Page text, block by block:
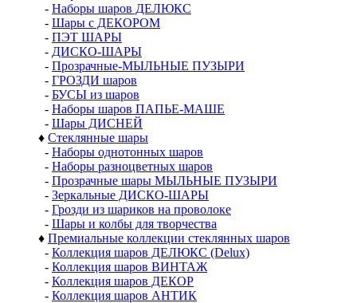
- Наборы шаров ДЕЛЮКС
- Шары с ДЕКОРОМ
- ПЭТ ШАРЫ
- ДИСКО-ШАРЫ
- Прозрачные-МЫЛЬНЫЕ ПУЗЫРИ
- ГРОЗДИ шаров
- БУСЫ из шаров
- Наборы шаров ПАПЬЕ-МАШЕ
- Шары ДИСНЕЙ
♦ Стеклянные шары
- Наборы однотонных шаров
- Наборы разноцветных шаров
- Прозрачные шары МЫЛЬНЫЕ ПУЗЫРИ
- Зеркальные ДИСКО-ШАРЫ
- Грозди из шариков на проволоке
- Шары и колбы для творчества
♦ Премиальные коллекции стеклянных шаров
- Коллекция шаров ДЕЛЮКС (Delux)
- Коллекция шаров ВИНТАЖ
- Коллекция шаров ДЕКОР
- Коллекция шаров АНТИК